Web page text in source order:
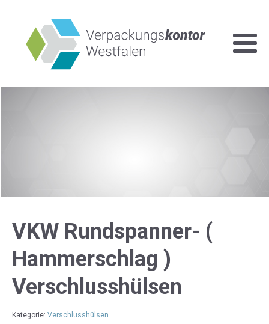
VKW Rundspanner- (
Hammerschlag )
Verschlusshülsen
Kategorie: Verschlusshülsen